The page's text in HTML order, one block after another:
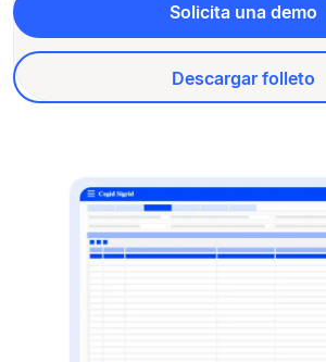
Solicita una demo
Descargar folleto